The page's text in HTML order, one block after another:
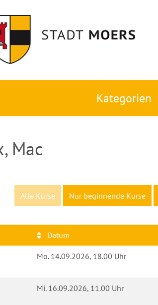
Kategorien
Mac
Alle Kurse Nur beginnende Kurse
Datum
Mo.14.09.2026, 18.00 Uhr
Mi.16.09.2026, 11.00 Uhr